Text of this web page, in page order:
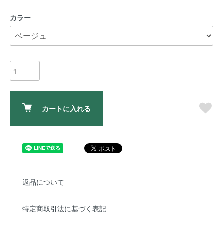
カラー
カートに入れる
返品について
特定商取引法に基づく表記